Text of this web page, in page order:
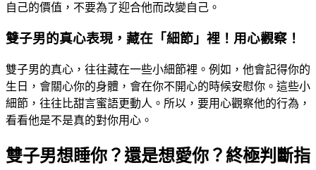
自己的價值，不要為了迎合他而改變自己。
雙子男的真心表現，藏在「細節」裡！用心觀察！
雙子男的真心，往往藏在一些小細節裡。例如，他會記得你的
生日，會關心你的身體，會在你不開心的時候安慰你。這些小
細節，往往比甜言蜜語更動人。所以，要用心觀察他的行為，
看看他是不是真的對你用心。
雙子男想睡你？還是想愛你？終極判斷指